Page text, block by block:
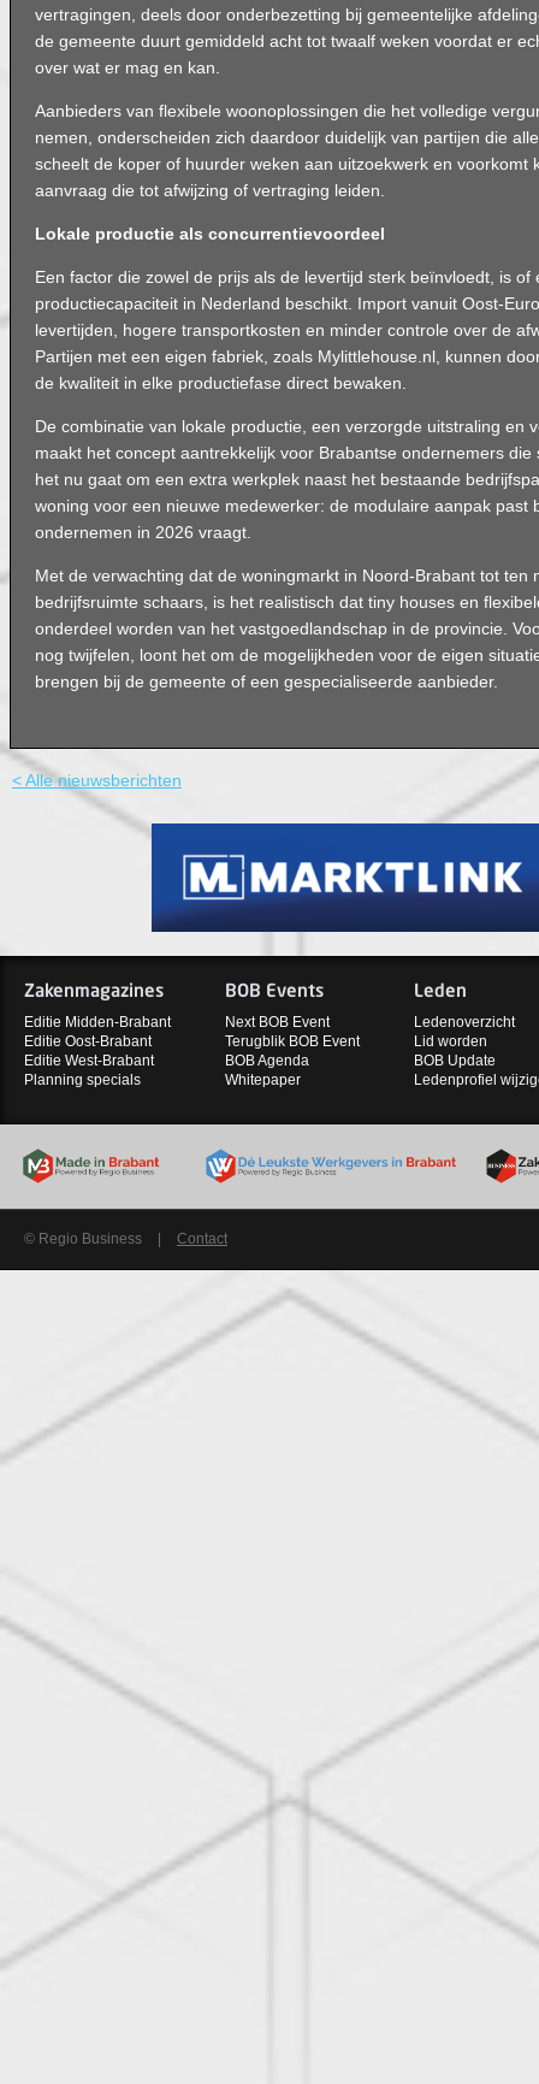
vertragingen, deels door onderbezetting bij gemeentelijke
de gemeente duurt gemiddeld acht tot twaalf weken voordat er
over wat er mag en kan.
Aanbieders van flexibele woonoplossingen die het volledige
nemen, onderscheiden zich daardoor duidelijk van partijen die
scheelt de koper of huurder weken aan uitzoekwerk en voorkomt
aanvraag die tot afwijzing of vertraging leiden.
Lokale productie als concurrentievoordeel
Een factor die zowel de prijs als de levertijd sterk beïnvloedt, is
productiecapaciteit in Nederland beschikt. Import vanuit Oost-
levertijden, hogere transportkosten en minder controle over de
Partijen met een eigen fabriek, zoals Mylittlehouse.nl, kunnen
de kwaliteit in elke productiefase direct bewaken.
De combinatie van lokale productie, een verzorgde uitstraling en
maakt het concept aantrekkelijk voor Brabantse ondernemers die
het nu gaat om een extra werkplek naast het bestaande
woning voor een nieuwe medewerker: de modulaire aanpak past
ondernemen in 2026 vraagt.
Met de verwachting dat de woningmarkt in Noord-Brabant tot ten
bedrijfsruimte schaars, is het realistisch dat tiny houses en
onderdeel worden van het vastgoedlandschap in de provincie.
nog twijfelen, loont het om de mogelijkheden voor de eigen
brengen bij de gemeente of een gespecialiseerde aanbieder.
< Alle nieuwsberichten
Zakenmagazines
Editie Midden-Brabant
Editie Oost-Brabant
Editie West-Brabant
Planning specials
BOB Events
Next BOB Event
Terugblik BOB Event
BOB Agenda
Whitepaper
Leden
Ledenoverzicht
Lid worden
BOB Update
Ledenprofiel
© Regio Business Contact